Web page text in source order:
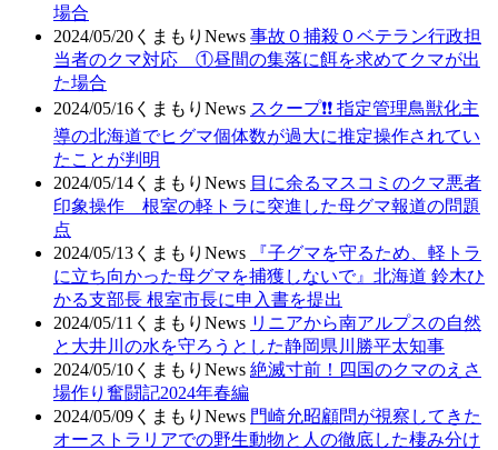
場合
2024/05/20 くまもりNews 事故０捕殺０ベテラン行政担
当者のクマ対応 ①昼間の集落に餌を求めてクマが出
た場合
2024/05/16 くまもりNews スクープ❗❗ 指定管理鳥獣化主
導の北海道でヒグマ個体数が過大に推定操作されてい
たことが判明
2024/05/14 くまもりNews 目に余るマスコミのクマ悪者
印象操作 根室の軽トラに突進した母グマ報道の問題
点
2024/05/13 くまもりNews
『子グマを守るため、軽トラ
に立ち向かった母グマを捕獲しないで』北海道 鈴木ひ
かる支部長 根室市長に申入書を提出
2024/05/11 くまもりNews リニアから南アルプスの自然
と大井川の水を守ろうとした静岡県川勝平太知事
2024/05/10 くまもりNews 絶滅寸前！四国のクマのえさ
場作り奮闘記2024年春編
2024/05/09 くまもりNews 門崎允昭顧問が視察してきた
オーストラリアでの野生動物と人の徹底した棲み分け